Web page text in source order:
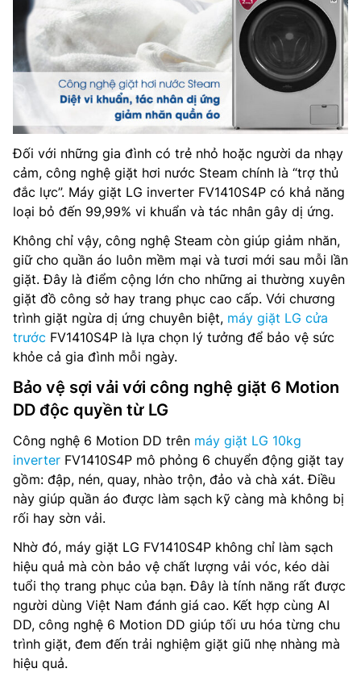
Đối với những gia đình có trẻ nhỏ hoặc người da nhạy
cảm, công nghệ giặt hơi nước Steam chính là “trợ thủ
đắc lực”. Máy giặt LG inverter FV1410S4P có khả năng
loại bỏ đến 99,99% vi khuẩn và tác nhân gây dị ứng.
Không chỉ vậy, công nghệ Steam còn giúp giảm nhăn,
giữ cho quần áo luôn mềm mại và tươi mới sau mỗi lần
giặt. Đây là điểm cộng lớn cho những ai thường xuyên
giặt đồ công sở hay trang phục cao cấp. Với chương
trình giặt ngừa dị ứng chuyên biệt, máy giặt LG cửa
trước FV1410S4P là lựa chọn lý tưởng để bảo vệ sức
khỏe cả gia đình mỗi ngày.
Bảo vệ sợi vải với công nghệ giặt 6 Motion
DD độc quyền từ LG
Công nghệ 6 Motion DD trên máy giặt LG 10kg
inverter FV1410S4P mô phỏng 6 chuyển động giặt tay
gồm: đập, nén, quay, nhào trộn, đảo và chà xát. Điều
này giúp quần áo được làm sạch kỹ càng mà không bị
rối hay sờn vải.
Nhờ đó, máy giặt LG FV1410S4P không chỉ làm sạch
hiệu quả mà còn bảo vệ chất lượng vải vóc, kéo dài
tuổi thọ trang phục của bạn. Đây là tính năng rất được
người dùng Việt Nam đánh giá cao. Kết hợp cùng AI
DD, công nghệ 6 Motion DD giúp tối ưu hóa từng chu
trình giặt, đem đến trải nghiệm giặt giũ nhẹ nhàng mà
hiệu quả.